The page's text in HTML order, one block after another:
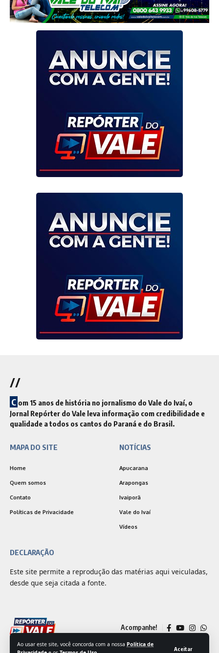
Ao usar este site, você concorda com a nossa Política de
Aceitar
//
C om 15 anos de história no jornalismo do Vale do Ivaí, o
Jornal Repórter do Vale leva informação com credibilidade e
qualidade a todos os cantos do Paraná e do Brasil.
MAPA DO SITE
Home
Quem somos
Contato
Políticas de Privacidade
NOTÍCIAS
Apucarana
Arapongas
Ivaiporã
Vale do Ivaí
Vídeos
DECLARAÇÃO
Este site permite a reprodução das matérias aqui veiculadas,
desde que seja citada a fonte.
Acompanhe!